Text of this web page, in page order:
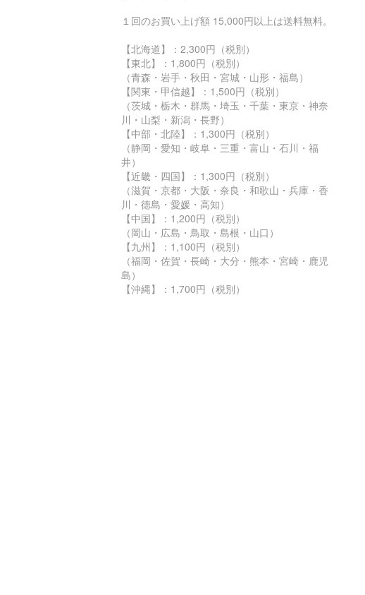
１回のお買い上げ額 15,000円以上は送料無料。
【北海道】：2,300円（税別）
【東北】：1,800円（税別）
（青森・岩手・秋田・宮城・山形・福島）
【関東・甲信越】：1,500円（税別）
（茨城・栃木・群馬・埼玉・千葉・東京・神奈
川・山梨・新潟・長野）
【中部・北陸】：1,300円（税別）
（静岡・愛知・岐阜・三重・富山・石川・福
井）
【近畿・四国】：1,300円（税別）
（滋賀・京都・大阪・奈良・和歌山・兵庫・香
川・徳島・愛媛・高知）
【中国】：1,200円（税別）
（岡山・広島・鳥取・島根・山口）
【九州】：1,100円（税別）
（福岡・佐賀・長崎・大分・熊本・宮崎・鹿児
島）
【沖縄】：1,700円（税別）